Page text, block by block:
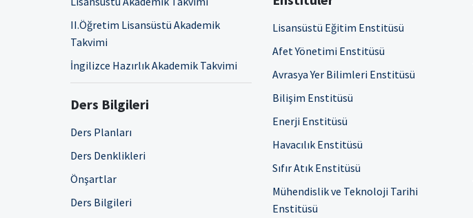
II.Öğretim Lisansüstü Akademik
Takvimi
İngilizce Hazırlık Akademik Takvimi
Ders Bilgileri
Ders Planları
Ders Denklikleri
Önşartlar
Ders Bilgileri
Lisansüstü Eğitim Enstitüsü
Afet Yönetimi Enstitüsü
Avrasya Yer Bilimleri Enstitüsü
Bilişim Enstitüsü
Enerji Enstitüsü
Havacılık Enstitüsü
Sıfır Atık Enstitüsü
Mühendislik ve Teknoloji Tarihi
Enstitüsü